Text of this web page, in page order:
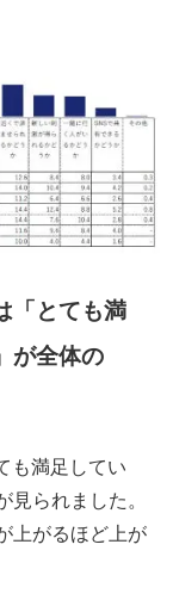
「とても満
が全体の
も満足してい
見られました。
上がるほど上が